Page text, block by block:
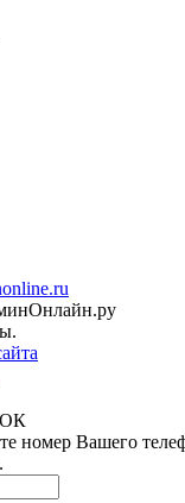
номер Вашего